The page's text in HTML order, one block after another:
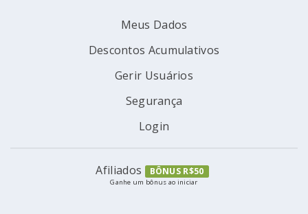
Meus Dados
Descontos Acumulativos
Gerir Usuários
Segurança
Login
Afiliados BÔNUS R$50
Ganhe um bônus ao iniciar